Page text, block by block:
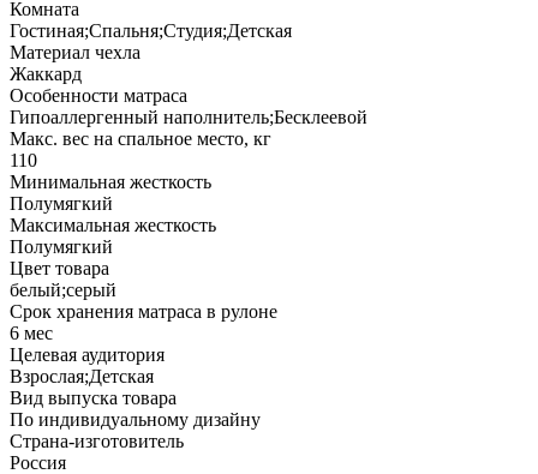
Комната
Гостиная;Спальня;Студия;Детская
Материал чехла
Жаккард
Особенности матраса
Гипоаллергенный наполнитель;Бесклеевой
Макс. вес на спальное место, кг
110
Минимальная жесткость
Полумягкий
Максимальная жесткость
Полумягкий
Цвет товара
белый;серый
Срок хранения матраса в рулоне
6 мес
Целевая аудитория
Взрослая;Детская
Вид выпуска товара
По индивидуальному дизайну
Страна-изготовитель
Россия